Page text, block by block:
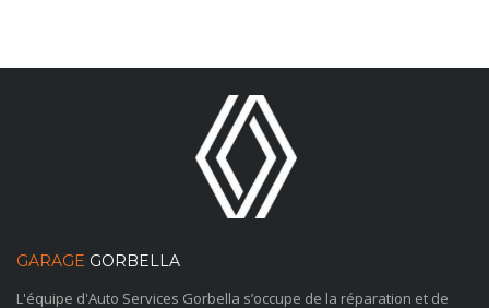
GARAGE GORBELLA
L'équipe d'Auto Services Gorbella s’occupe de la réparation et de